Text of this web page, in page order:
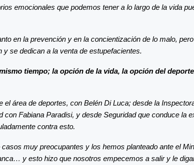
emocionales que podemos tener a lo largo de la vida
en la prevención y en la concientización de lo malo, pero
se dedican a la venta de estupefacientes.
tiempo; la opción de la vida, la opción del
área de deportes, con Belén Di Luca; desde la
Fabiana Paradisi, y desde Seguridad que conduce la
contra esto.
muy preocupantes y los hemos planteado ante el
y esto hizo que nosotros empecemos a salir y le